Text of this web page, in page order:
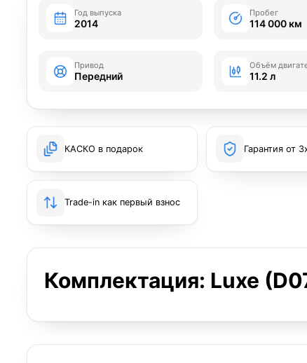
Год выпуска
2014
Пробег
114 000 км
Привод
Передний
Объём
11.2 л
КАСКО в подарок Гарантия от
Trade-in как первый взнос
Комплектация: Luxe